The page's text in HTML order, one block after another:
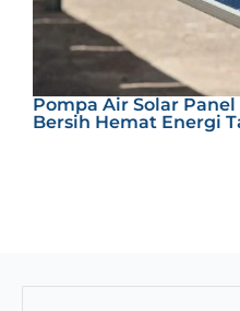
Pompa Air Solar
Bersih Hemat Energi